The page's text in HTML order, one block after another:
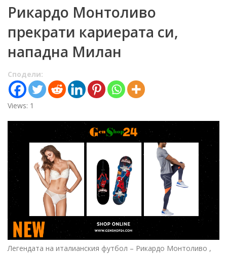
Рикардо Монтоливо
прекрати кариерата си,
нападна Милан
Сподели:
Views: 1
Легендата на италианския футбол – Рикардо Монтоливо ,